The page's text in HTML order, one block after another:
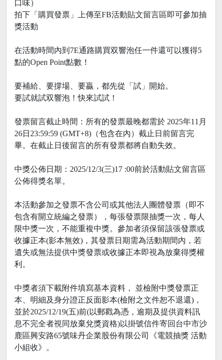
口味）
拍下「購買發票」上傳至FB活動貼文留言區即可參加抽
獎活動
在活動時間內到7E通路購買双響泡任一件還可以獲得5
點的Open Point點數！
要補給、要撐場、要贏，都先從「試」開始。
要試就試双響泡！快來試試！
發票留言截止時間：所有的發票最晚都需於 2025年11月
26日23:59:59 (GMT+8)（包含在內）截止日前留言完
畢。在截止日後留言的所有發票都將自動失效。
中獎公佈日期：2025/12/3(三)17 :00前於活動貼文留言區
公佈得獎名單。
本活動參加之發票不含公司或其他法人團體發票（即不
包含有開立統編之發票），每張發票限抽獎一次，每人
限中獎一次，不能重複中獎。參加者須保留該張發票或
收據正本(影本無效)，其發票日期需為活動期間內，若
遺失或無法提供中獎發票或收據正本即視為放棄得獎權
利。
中獎者須下載附件填寫基本資料， 並檢附中獎發票正
本、明細及身分證正反面影本(檢附之文件恕不退還)，
並於2025/12/19(五)前(以郵戳為憑，逾期及提供資料訊
息不完全者視同放棄兌獎資格)以掛號信件寄回台中市沙
鹿區興安路65號味丹企業股份有限公司《電競抽獎 活動
小組收》。